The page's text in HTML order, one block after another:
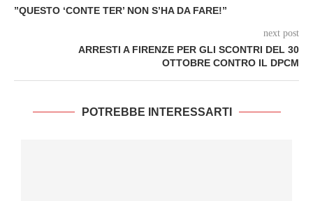
”QUESTO ‘CONTE TER’ NON S’HA DA FARE!”
next post
ARRESTI A FIRENZE PER GLI SCONTRI DEL 30
OTTOBRE CONTRO IL DPCM
POTREBBE INTERESSARTI